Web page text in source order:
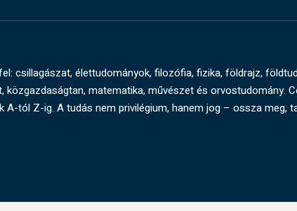
csillagászat, élettudományok, filozófia, fizika, földrajz,
matematika, művészet és orvostudomány.
tól Z-ig. A tudás nem privilégium, hanem jog – ossza meg,